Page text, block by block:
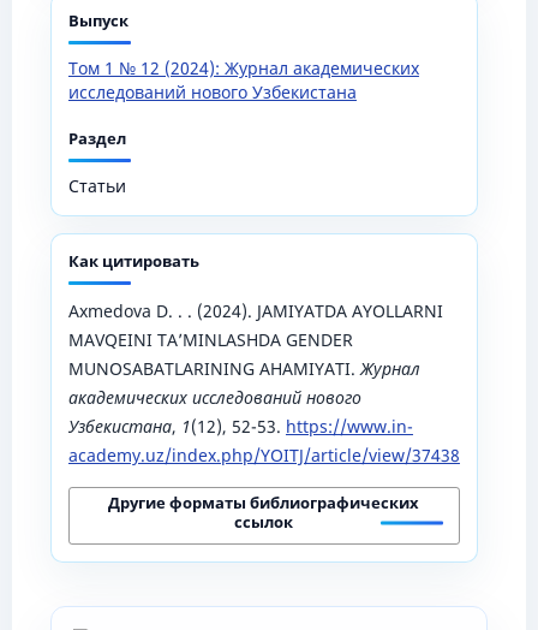
Выпуск
Том 1 № 12 (2024): Журнал академических
исследований нового Узбекистана
Раздел
Статьи
Как цитировать
Аxmedova D. . . (2024). JAMIYATDA AYOLLARNI
MAVQEINI TA’MINLASHDA GENDER
MUNOSABATLARINING AHAMIYATI.Журнал
академических исследований нового
Узбекистана, 1(12), 52-53. https://www.in-
academy.uz/index.php/YOITJ/article/view/37438
Другие форматы библиографических
ссылок